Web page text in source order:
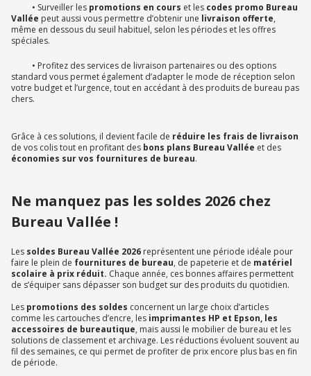
• Surveiller les promotions en cours et les codes promo Bureau
Vallée peut aussi vous permettre d’obtenir une livraison offerte,
même en dessous du seuil habituel, selon les périodes et les offres
spéciales.
• Profitez des services de livraison partenaires ou des options
standard vous permet également d’adapter le mode de réception selon
votre budget et l’urgence, tout en accédant à des produits de bureau pas
chers.
Grâce à ces solutions, il devient facile de réduire les frais de livraison
de vos colis tout en profitant des bons plans Bureau Vallée et des
économies sur vos fournitures de bureau.
Ne manquez pas les soldes 2026 chez
Bureau Vallée !
Les soldes Bureau Vallée 2026 représentent une période idéale pour
faire le plein de fournitures de bureau, de papeterie et de matériel
scolaire à prix réduit. Chaque année, ces bonnes affaires permettent
de s’équiper sans dépasser son budget sur des produits du quotidien.
Les promotions des soldes concernent un large choix d’articles
comme les cartouches d’encre, les imprimantes HP et Epson, les
accessoires de bureautique, mais aussi le mobilier de bureau et les
solutions de classement et archivage. Les réductions évoluent souvent au
fil des semaines, ce qui permet de profiter de prix encore plus bas en fin
de période.